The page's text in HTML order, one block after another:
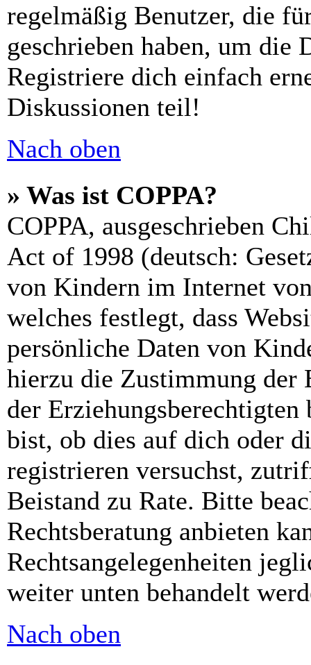
regelmäßig Benutzer, die
geschrieben haben, um die
Registriere dich einfach
Diskussionen teil!
Nach oben
» Was ist COPPA?
COPPA, ausgeschrieben
Act of 1998 (deutsch:
von Kindern im Internet
welches festlegt, dass
persönliche Daten von
hierzu die Zustimmung der
der
bist, ob dies auf dich oder
registrieren versuchst,
Beistand zu Rate. Bitte
Rechtsberatung anbieten
Rechtsangelegenheiten
weiter unten behandelt
Nach oben